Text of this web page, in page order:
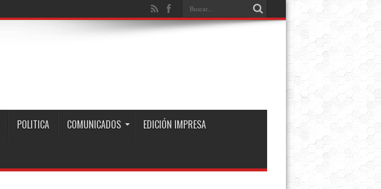
POLITICA COMUNICADOS EDICIÓN IMPRESA